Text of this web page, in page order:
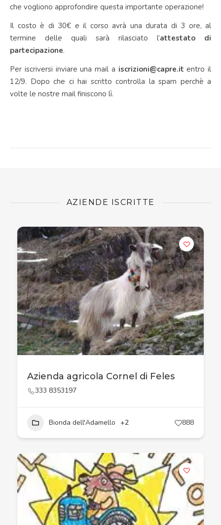
che vogliono approfondire questa importante operazione!
Il costo è di 30€ e il corso avrà una durata di 3 ore, al
termine delle quali sarà rilasciato l’attestato di
partecipazione.
Per iscriversi inviare una mail a iscrizioni@capre.it entro il
12/9. Dopo che ci hai scritto controlla la spam perchè a
volte le nostre mail finiscono lì.
AZIENDE ISCRITTE
Azienda agricola Cornel di Feles
333 8353197
Bionda dell'Adamello +2 888